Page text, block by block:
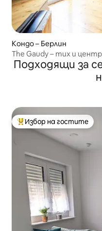
Кондо – Берлин
The Gaudy – тих и
Подходящи за
Най-популярен избор на
Избор на гостите